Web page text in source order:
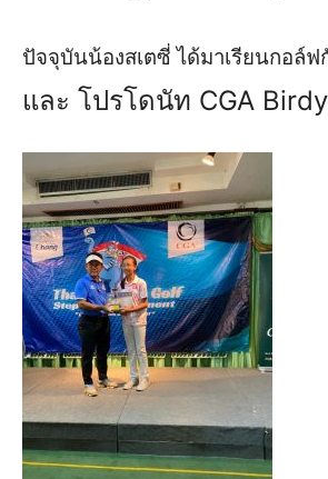
ปัจจุบันน้องสเตซี่ ได้มาเรียนกอล์ฟ
และ โปรโดนัท CGA Birdy